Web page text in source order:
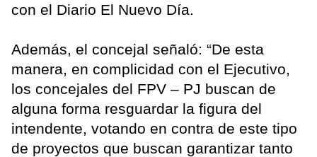
con el Diario El Nuevo Día.
Además, el concejal señaló: “De esta
manera, en complicidad con el Ejecutivo,
los concejales del FPV – PJ buscan de
alguna forma resguardar la figura del
intendente, votando en contra de este tipo
de proyectos que buscan garantizar tanto